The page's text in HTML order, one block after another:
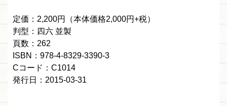
定価：2,200円（本体価格2,000円+税）
判型：四六 並製
頁数：262
ISBN：978-4-8329-3390-3
Cコード：C1014
発行日：2015-03-31